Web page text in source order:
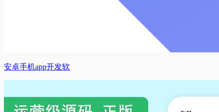
安卓手机app开发软